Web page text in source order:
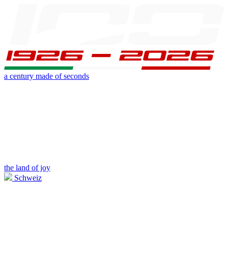
a century made of seconds
the land of joy
Schweiz